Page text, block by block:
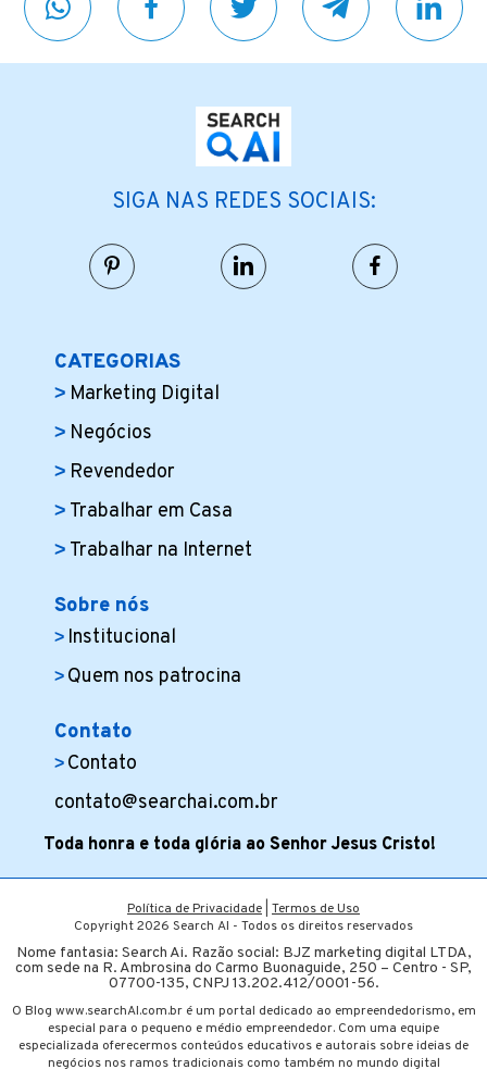
SIGA NAS REDES SOCIAIS:
CATEGORIAS
Marketing Digital
Negócios
Revendedor
Trabalhar em Casa
Trabalhar na Internet
Sobre nós
Institucional
Quem nos patrocina
Contato
Contato
contato@searchai.com.br
Toda honra e toda glória ao Senhor Jesus Cristo!
Política de Privacidade Termos de Uso
Copyright 2026 Search AI - Todos os direitos reservados
Nome fantasia: Search Ai. Razão social: BJZ marketing digital LTDA,
com sede na R. Ambrosina do Carmo Buonaguide, 250 – Centro - SP,
07700-135, CNPJ 13.202.412/0001-56.
O Blog www.searchAI.com.br é um portal dedicado ao empreendedorismo, em
especial para o pequeno e médio empreendedor. Com uma equipe
especializada oferecermos conteúdos educativos e autorais sobre ideias de
negócios nos ramos tradicionais como também no mundo digital